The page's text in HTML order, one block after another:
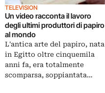
TELEVISION
Un video racconta il lavoro
degli ultimi produttori di papiro
al mondo
L'antica arte del papiro, nata
in Egitto oltre cinquemila
anni fa, era totalmente
scomparsa, soppiantata…